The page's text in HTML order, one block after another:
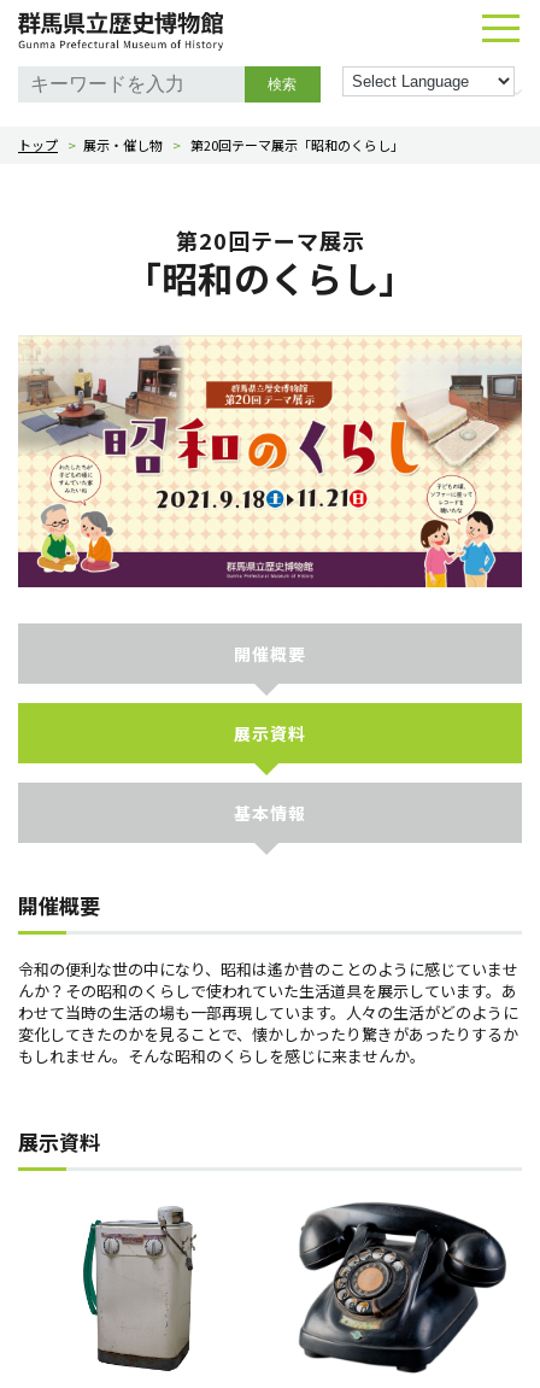
検索
トップ > 展示・催し物 > 第20回テーマ展示「昭和のくらし」
第20回テーマ展示
「昭和のくらし」
開催概要
展示資料
基本情報
開催概要
令和の便利な世の中になり、昭和は遙か昔のことのように感じていませ
んか？その昭和のくらしで使われていた生活道具を展示しています。あ
わせて当時の生活の場も一部再現しています。人々の生活がどのように
変化してきたのかを見ることで、懐かしかったり驚きがあったりするか
もしれません。そんな昭和のくらしを感じに来ませんか。
展示資料